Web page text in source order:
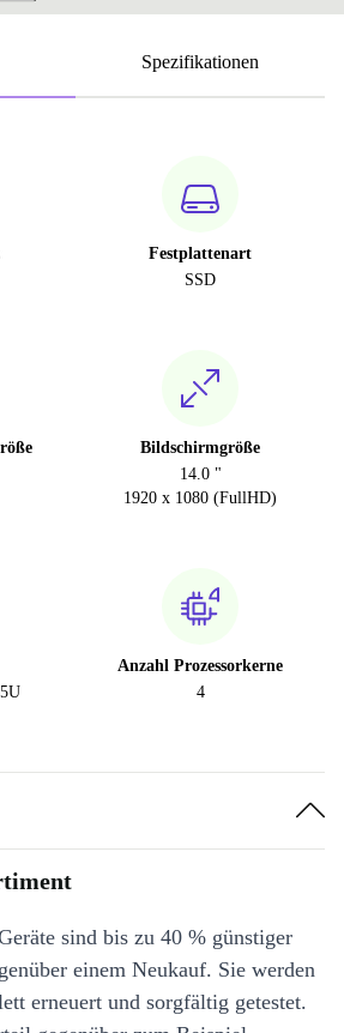
Spezifikationen
Festplattenart
SSD
Bildschirmgröße
14.0 "
1920 x 1080 (FullHD)
Anzahl Prozessorkerne
4
sind bis zu 40 % günstiger
einem Neukauf. Sie werden
erneuert und sorgfältig getestet.